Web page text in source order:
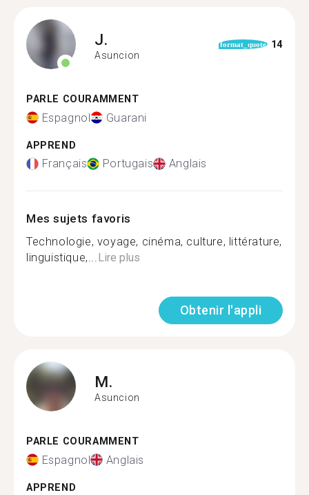
J.
Asuncion
format_quote 14
PARLE COURAMMENT
Espagnol Guarani
APPREND
Français Portugais Anglais
Mes sujets favoris
Technologie, voyage, cinéma, culture, littérature,
linguistique,...Lire plus
Obtenir l'appli
M.
Asuncion
PARLE COURAMMENT
Espagnol Anglais
APPREND